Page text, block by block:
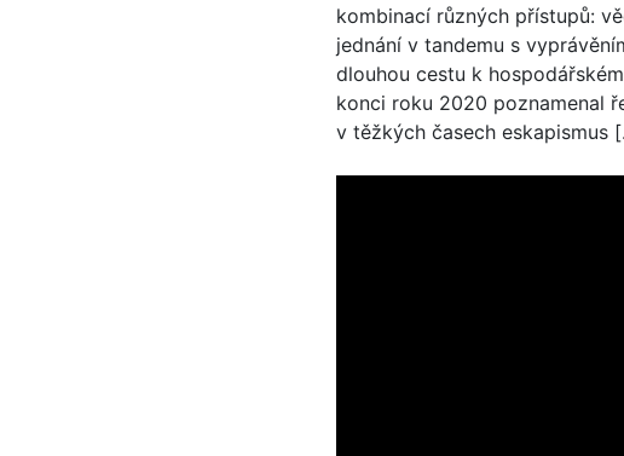
kombinací různých přístupů:
jednání v tandemu s
dlouhou cestu k
konci roku 2020 poznamenal
v těžkých časech eskapismus